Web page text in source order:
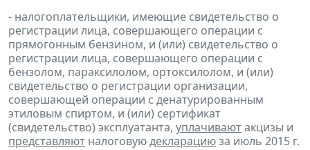
- налогоплательщики, имеющие свидетельство о
регистрации лица, совершающего операции с
прямогонным бензином, и (или) свидетельство о
регистрации лица, совершающего операции с
бензолом, параксилолом, ортоксилолом, и (или)
свидетельство о регистрации организации,
совершающей операции с денатурированным
этиловым спиртом, и (или) сертификат
(свидетельство) эксплуатанта, уплачиваютакцизы и
представляют налоговуюдекларациюза июль 2015 г.